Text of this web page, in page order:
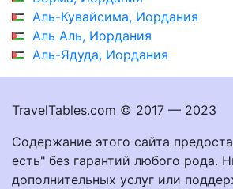
Аль-Кувайсима, Иордания
Аль Аль, Иордания
Аль-Ядуда, Иордания
TravelTables.com © 2017 — 2023
Содержание этого сайта
есть" без гарантий любого рода.
дополнительных услуг или